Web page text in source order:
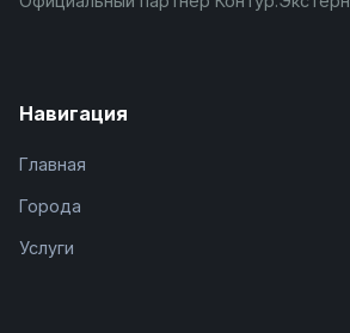
Навигация
Главная
Города
Услуги